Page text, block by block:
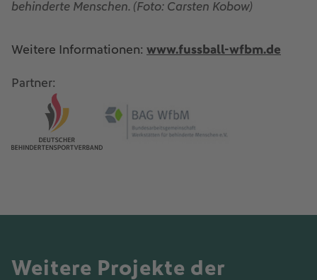
behinderte Menschen. (Foto: Carsten Kobow)
Weitere Informationen: www.fussball-wfbm.de
Partner:
Weitere Projekte der